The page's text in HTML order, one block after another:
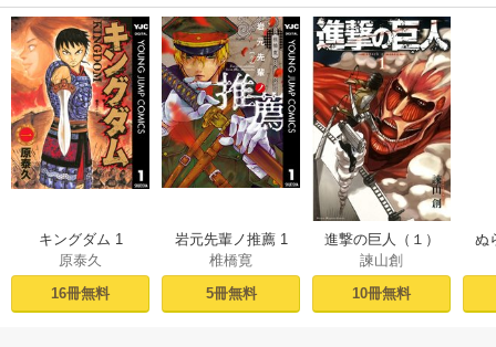
キングダム 1
原泰久
16冊無料
岩元先輩ノ推薦 1
椎橋寛
5冊無料
進撃の巨人（１）
諫山創
10冊無料
ぬ